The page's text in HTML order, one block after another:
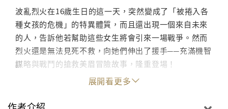
波亂烈火在16歲生日的這一天，突然變成了「被捲入各
種女孩的危機」的特異體質，而且還出現一個來自未來
的人，告訴他若幫助這些女生將會引來一場戰爭。然而
烈火還是無法見死不救，向她們伸出了援手──充滿機智
謀略與戰鬥的搶救美眉冒險故事，隆重登場！
展開看更多